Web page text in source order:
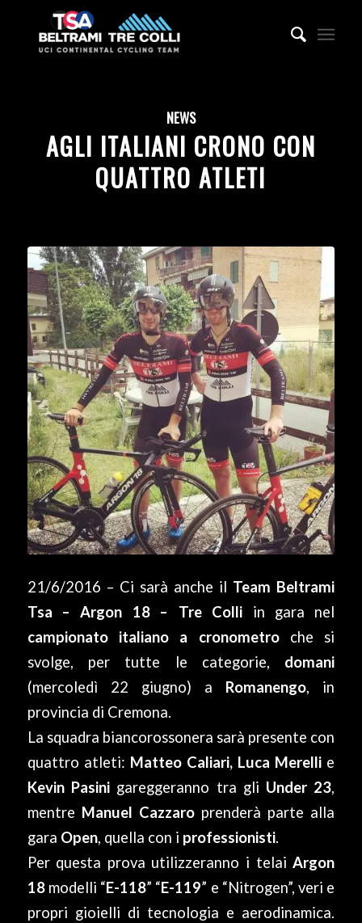
NEWS
AGLI ITALIANI CRONO CON
QUATTRO ATLETI
21/6/2016 – Ci sarà anche il Team Beltrami
Tsa – Argon 18 – Tre Colli in gara nel
campionato italiano a cronometroche si
svolge, per tutte le categorie, domani
(mercoledì 22 giugno) a Romanengo, in
provincia di Cremona.
La squadra biancorossonera sarà presente con
quattro atleti: Matteo Caliari, Luca Merelli e
Kevin Pasinigareggeranno tra gli Under 23,
mentre Manuel Cazzaroprenderà parte alla
gara Open, quella con i professionisti.
Per questa prova utilizzeranno i telaiArgon
18modelli “E-118” “E-119” e “Nitrogen”, veri e
propri gioielli di tecnologia e aerodinamica.